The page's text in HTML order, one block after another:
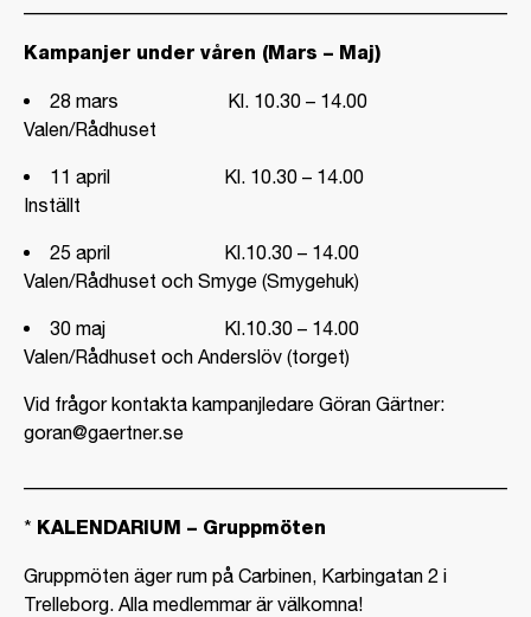
Kampanjer under våren (Mars – Maj)
28 mars Kl. 10.30 – 14.00
Valen/Rådhuset
11 april Kl. 10.30 – 14.00
Inställt
25 april Kl.10.30 – 14.00
Valen/Rådhuset och Smyge (Smygehuk)
30 maj Kl.10.30 – 14.00
Valen/Rådhuset och Anderslöv (torget)
Vid frågor kontakta kampanjledare Göran Gärtner:
goran@gaertner.se
* KALENDARIUM – Gruppmöten
Gruppmöten äger rum på Carbinen, Karbingatan 2 i
Trelleborg. Alla medlemmar är välkomna!